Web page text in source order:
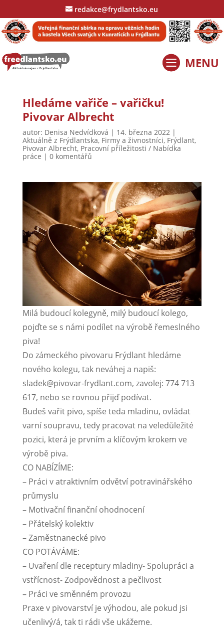
redakce@frydlantsko.eu
Hledáme vařiče – vařičku!
Pivovar Albrecht
autor: Denisa Nedvídková | 14. března 2022 |
Aktuálně z Frýdlantska, Firmy a živnostníci, Frýdlant,
Pivovar Albrecht, Pracovní příležitosti / Nabídka
práce | 0 komentářů
Milá budoucí kolegyně, milý budoucí kolego,
pojďte se s námi podílet na výrobě řemeslného
piva!
Do zámeckého pivovaru Frýdlant hledáme
nového kolegu, tak neváhej a napiš:
sladek@pivovar-frydlant.com, zavolej: 774 713
617, nebo se rovnou přijď podívat.
Budeš vařit pivo, spíše teda mladinu, ovládat
varní soupravu, tedy pracovat na veledůležité
pozici, která je prvním a klíčovým krokem ve
výrobě piva.
CO NABÍZÍME:
– Práci v atraktivním odvětví potravinářského
průmyslu
– Motivační finanční ohodnocení
– Přátelský kolektiv
– Zaměstnanecké pivo
CO POTÁVÁME:
– Uvaření dle receptury mladiny- Spolupráci a
vstřícnost- Zodpovědnost a pečlivost
– Práci ve směnném provozu
Praxe v pivovarství je výhodou, ale pokud jsi
učenlivý/á, tak ti rádi vše ukážeme.